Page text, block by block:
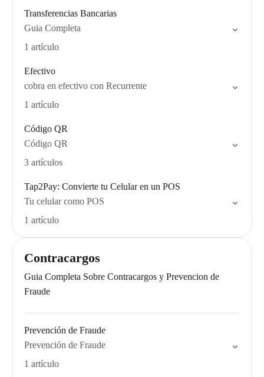
Transferencias Bancarias
Guia Completa
1 artículo
Efectivo
cobra en efectivo con Recurrente
1 artículo
Código QR
Código QR
3 artículos
Tap2Pay: Convierte tu Celular en un POS
Tu celular como POS
1 artículo
Contracargos
Guia Completa Sobre Contracargos y Prevencion de
Fraude
Prevención de Fraude
Prevención de Fraude
1 artículo